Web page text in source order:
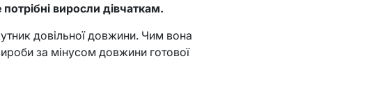
виросли дівчаткам.
довільної довжини. Чим вона
за мінусом довжини готової